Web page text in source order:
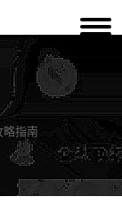
指南